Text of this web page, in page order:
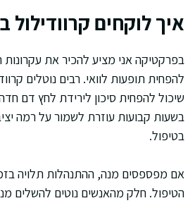
איך לוקחים קרוודילול
בפרקטיקה אני מציע להכיר את עקרונות
להפחית תופעות לוואי. רבים נוטלים
שיכול להפחית סיכון לירידת לחץ דם
בשעות קבועות עוזרת לשמור על רמה
בטיפול.
אם מפספסים מנה, ההתנהלות תלויה
הטיפול. חלק מהאנשים נוטים להשלים